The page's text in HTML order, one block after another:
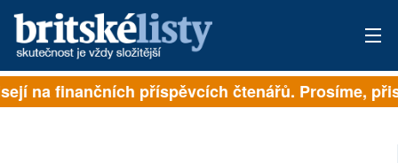
PŘIHLÁSIT
na finančních příspěvcích čtenářů. Prosíme,